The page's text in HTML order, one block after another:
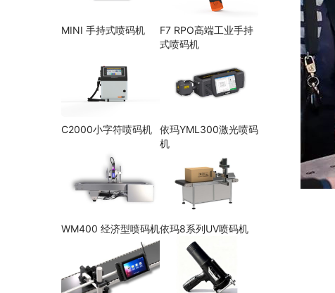
MINI 手持式喷码机
F7 RPO高端工业手持
式喷码机
C2000小字符喷码机
依玛YML300激光喷码
机
WM400 经济型喷码机依玛8系列UV喷码机